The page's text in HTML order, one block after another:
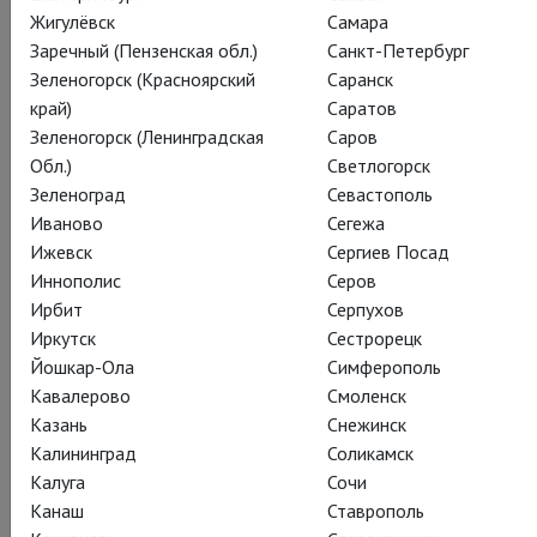
хорошо.
Детали можно узнать здесь:
https://goo.gl/S4MSKc, а сам
фильм ждём онлайн летом этого года.
Имелда Стонтон, между тем, гостит на ваших экранах этим
летом в блестящей постановке «Кто боится Вирджинии
Вулф?»:http://www.theatrehd.ru/ru/titles/6228/schedule/1
Жигулёвск
Заречный (Пензенская обл.)
Зеленогорск (Красноярский
край)
Зеленогорск (Ленинградская
Обл.)
Зеленоград
Иваново
Ижевск
Иннополис
Ирбит
Иркутск
Йошкар-Ола
Кавалерово
Казань
Калининград
Калуга
Канаш
Самара
Санкт-Петербург
Саранск
Саратов
Саров
Светлогорск
Севастополь
Сегежа
Сергиев Посад
Серов
Серпухов
Сестрорецк
Симферополь
Смоленск
Снежинск
Соликамск
Сочи
Ставрополь